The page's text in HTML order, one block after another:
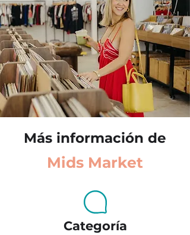
Más información de
Mids Market
Categoría